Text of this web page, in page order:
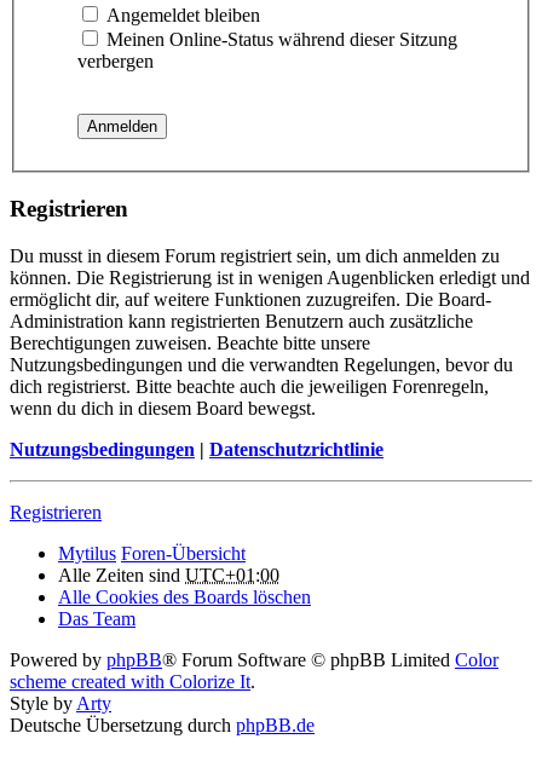
Angemeldet bleiben
Meinen Online-Status während dieser Sitzung
verbergen
Registrieren
Du musst in diesem Forum registriert sein, um dich anmelden zu
können. Die Registrierung ist in wenigen Augenblicken erledigt und
ermöglicht dir, auf weitere Funktionen zuzugreifen. Die Board-
Administration kann registrierten Benutzern auch zusätzliche
Berechtigungen zuweisen. Beachte bitte unsere
Nutzungsbedingungen und die verwandten Regelungen, bevor du
dich registrierst. Bitte beachte auch die jeweiligen Forenregeln,
wenn du dich in diesem Board bewegst.
Nutzungsbedingungen | Datenschutzrichtlinie
Registrieren
Mytilus Foren-Übersicht
Alle Zeiten sind UTC+01:00
Alle Cookies des Boards löschen
Das Team
Powered by phpBB® Forum Software © phpBB Limited Color
scheme created with Colorize It.
Style by Arty
Deutsche Übersetzung durch phpBB.de